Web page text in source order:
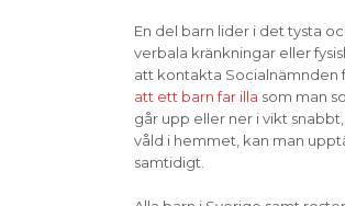
En del barn lider i det tysta
verbala kränkningar eller
att kontakta Socialnämnden
att ett barn far illa som man
går upp eller ner i vikt
våld i hemmet, kan man
samtidigt.